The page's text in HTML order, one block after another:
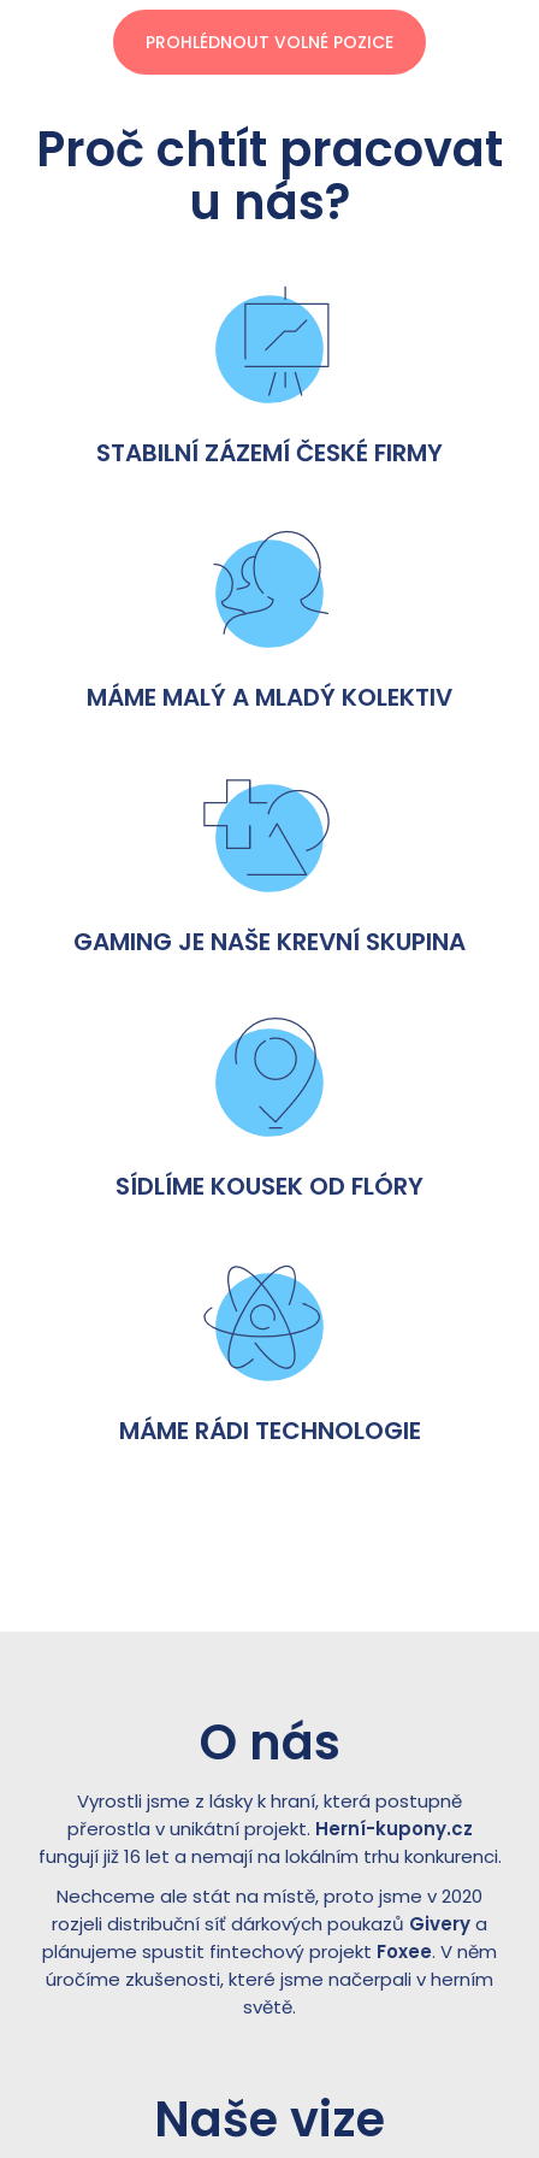
PROHLÉDNOUT VOLNÉ POZICE
Proč chtít pracovat
u nás?
STABILNÍ ZÁZEMÍ ČESKÉ FIRMY
MÁME MALÝ A MLADÝ KOLEKTIV
GAMING JE NAŠE KREVNÍ SKUPINA
SÍDLÍME KOUSEK OD FLÓRY
MÁME RÁDI TECHNOLOGIE
O nás
Vyrostli jsme z lásky k hraní, která postupně
přerostla v unikátní projekt. Herní-kupony.cz
fungují již 16 let a nemají na lokálním trhu konkurenci.
Nechceme ale stát na místě, proto jsme v 2020
rozjeli distribuční síť dárkových poukazů Giverya
plánujeme spustit fintechový projekt Foxee. V něm
úročíme zkušenosti, které jsme načerpali v herním
světě.
Naše vize